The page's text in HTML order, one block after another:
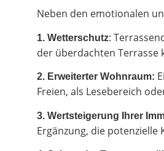
Neben den emotionalen
1. Wetterschutz:
der überdachten Terrasse
2. Erweiterter Wohnraum:
Freien, als Lesebereich
3. Wertsteigerung Ihrer
Ergänzung, die